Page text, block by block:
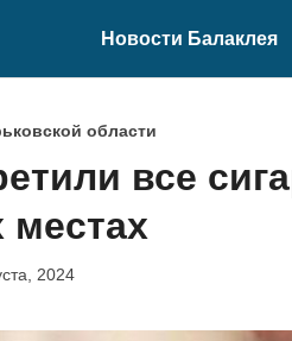
Новости Балаклея
области
все
2024